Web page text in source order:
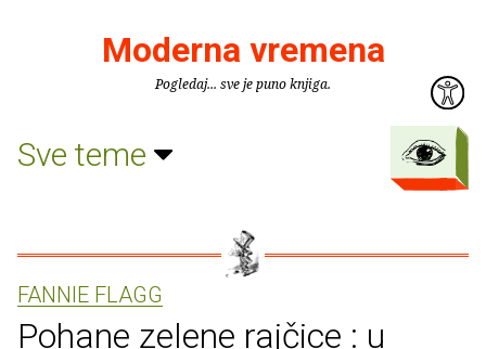
Moderna vremena
Pogledaj... sve je puno knjiga.
Sve teme
FANNIE FLAGG
Pohane zelene rajčice : u